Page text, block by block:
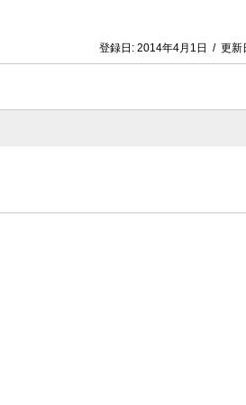
登録日: 2014年4月1日 / 更新